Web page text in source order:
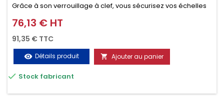
Grâce à son verrouillage à clef, vous sécurisez vos échelles
d'un seul geste aussi bien contre le vol que pendant le
transport. Référence vendue par paire.
Prix
76,13 € HT
91,35 € TTC
visibility Détails produit  Ajouter au panier
 Stock fabricant